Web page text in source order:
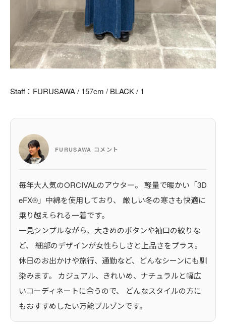
Staff：FURUSAWA / 157cm / BLACK / 1
FURUSAWA コメント
毎年大人気のORCIVALのアウター。 軽量で暖かい「3D
eFX®」中綿を使用しており、 厳しい冬の寒さも快適に
乗り越えられる一着です。
一見シンプルながら、大きめのボタンや袖口の絞りな
ど、 細部のデザインが女性らしさと上品さをプラス。
休日のお出かけや旅行、通勤など、どんなシーンにも馴
染みます。 カジュアル、きれいめ、ナチュラルと幅広
いコーディネートに合うので、 どんなスタイルの方に
もおすすめしたい万能ブルゾンです。